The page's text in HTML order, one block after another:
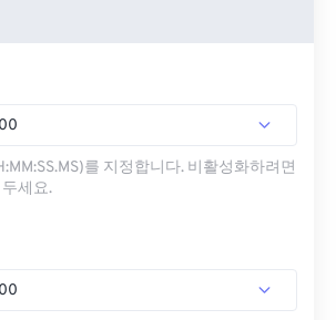
00
를 지정합니다. 비활성화하려면
세요.
00